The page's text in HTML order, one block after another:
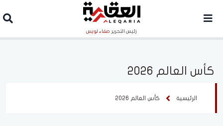
رئيس التحرير صفاء لويس
كأس العالم 2026
الرئيسية كأس العالم 2026